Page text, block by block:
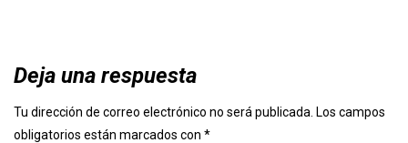
Deja una respuesta
Tu dirección de correo electrónico no será publicada. Los campos
obligatorios están marcados con *